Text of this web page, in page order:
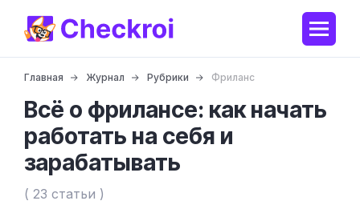
Главная Журнал Рубрики Фриланс
Всё о фрилансе: как начать
работать на себя и
зарабатывать
( 23 статьи )